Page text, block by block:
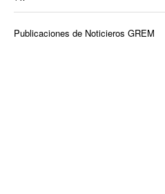
Publicaciones de Noticieros GREM